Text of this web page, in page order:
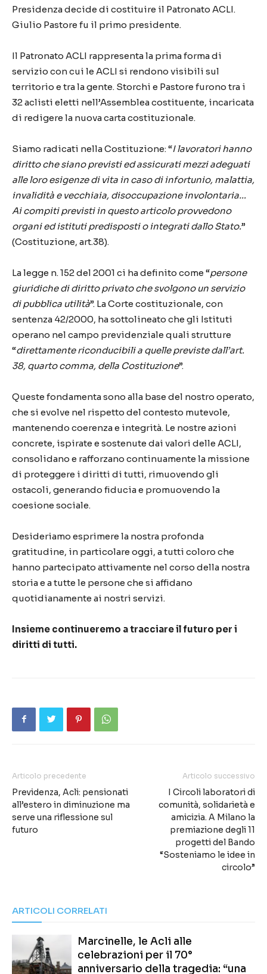
Presidenza decide di costituire il Patronato ACLI.
Giulio Pastore fu il primo presidente.
Il Patronato ACLI rappresenta la prima forma di
servizio con cui le ACLI si rendono visibili sul
territorio e tra la gente. Storchi e Pastore furono tra i
32 aclisti eletti nell’Assemblea costituente, incaricata
di redigere la nuova carta costituzionale.
Siamo radicati nella Costituzione: “I lavoratori hanno
diritto che siano previsti ed assicurati mezzi adeguati
alle loro esigenze di vita in caso di infortunio, malattia,
invalidità e vecchiaia, disoccupazione involontaria…
Ai compiti previsti in questo articolo provvedono
organi ed istituti predisposti o integrati dallo Stato.”
(Costituzione, art.38).
La legge n. 152 del 2001 ci ha definito come “persone
giuridiche di diritto privato che svolgono un servizio
di pubblica utilità”. La Corte costituzionale, con
sentenza 42/2000, ha sottolineato che gli Istituti
operano nel campo previdenziale quali strutture
“direttamente riconducibili a quelle previste dall’art.
38, quarto comma, della Costituzione”.
Queste fondamenta sono alla base del nostro operato,
che si evolve nel rispetto del contesto mutevole,
mantenendo coerenza e integrità. Le nostre azioni
concrete, ispirate e sostenute dai valori delle ACLI,
consolidano e rafforzano continuamente la missione
di proteggere i diritti di tutti, rimuovendo gli
ostacoli, generando fiducia e promuovendo la
coesione sociale.
Desideriamo esprimere la nostra profonda
gratitudine, in particolare oggi, a tutti coloro che
hanno partecipato attivamente nel corso della nostra
storia e a tutte le persone che si affidano
quotidianamente ai nostri servizi.
Insieme continueremo a tracciare il futuro per i
diritti di tutti.
Articolo precedente
Previdenza, Acli: pensionati
all’estero in diminuzione ma
serve una riflessione sul
futuro
Articolo successivo
I Circoli laboratori di
comunità, solidarietà e
amicizia. A Milano la
premiazione degli 11
progetti del Bando
“Sosteniamo le idee in
circolo”
ARTICOLI CORRELATI
Marcinelle, le Acli alle
celebrazioni per il 70°
anniversario della tragedia: “una